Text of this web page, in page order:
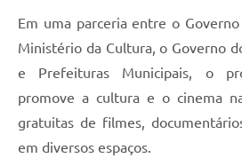
Credenciamento Feirantes
Concursos
Nota Fiscal Eletrônica
Em uma parceria entre o
Ministério da Cultura, o Governo
e Prefeituras Municipais, o
promove a cultura e o cinema
gratuitas de filmes,
em diversos espaços.